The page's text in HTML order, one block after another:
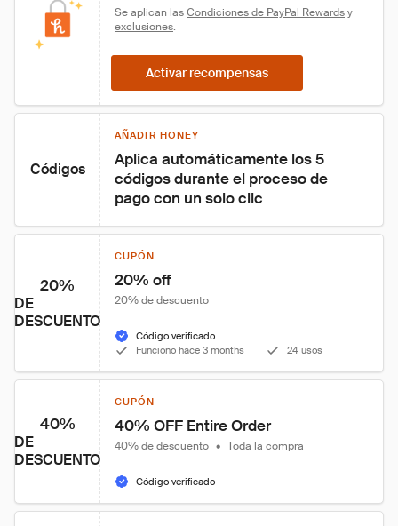
Se aplican las Condiciones de PayPal Rewards y
exclusiones.
Activar recompensas
Códigos
AÑADIR HONEY
Aplica automáticamente los 5
códigos durante el proceso de
pago con un solo clic
20%
DE
DESCUENTO
CUPÓN
20% off
20% de descuento
Código verificado
Funcionó hace 3 months
24 usos
40%
DE
DESCUENTO
CUPÓN
40% OFF Entire Order
40% de descuento • Toda la compra
Código verificado